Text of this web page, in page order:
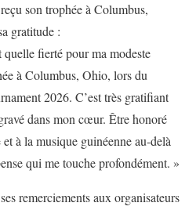
son trophée à Columbus,
gratitude :
fierté pour ma modeste
à Columbus, Ohio, lors du
2026. C’est très gratifiant
dans mon cœur. Être honoré
à la musique guinéenne au-delà
qui me touche profondément. »
remerciements aux organisateurs